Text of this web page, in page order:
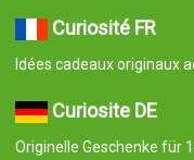
Curiosité FR
Idées cadeaux originaux
Curiosite DE
Originelle Geschenke für